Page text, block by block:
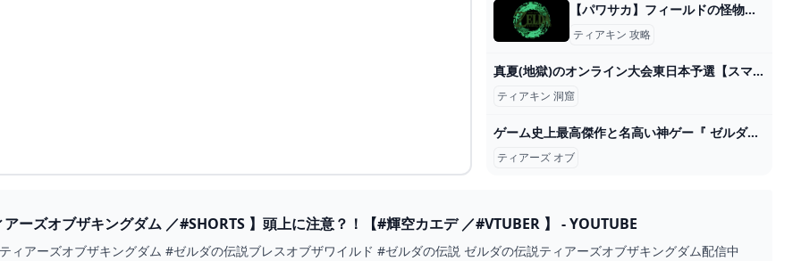
【パワサカ】フィールドの怪物の査定・効果とコツを入手できるキャラ【パワフルサッカー】 - ゲームウィズ
ティアキン 攻略
真夏(地獄)のオンライン大会東日本予選【スマブラSP】 - YouTube
ティアキン 洞窟
ゲーム史上最高傑作と名高い神ゲー『 ゼルダの伝説 ティアーズ オブ ザ キングダム 』#1 - YouTube
ティアーズ オブ
ーズオブザキングダム ／#SHORTS 】頭上に注意？！【#輝空カエデ ／#VTUBER 】 - YOUTUBE
ィアーズオブザキングダム #ゼルダの伝説ブレスオブザワイルド #ゼルダの伝説 ゼルダの伝説ティアーズオブザキングダム配信中